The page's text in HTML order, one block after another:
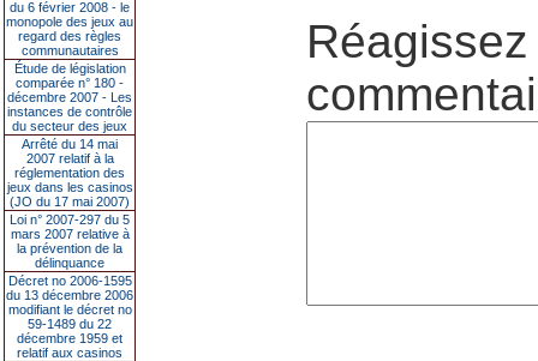
du 6 février 2008 - le
monopole des jeux au
regard des règles
communautaires
Étude de législation
comparée n° 180 -
décembre 2007 - Les
instances de contrôle
du secteur des jeux
Arrêté du 14 mai
2007 relatif à la
réglementation des
jeux dans les casinos
(JO du 17 mai 2007)
Loi n° 2007-297 du 5
mars 2007 relative à
la prévention de la
délinquance
Décret no 2006-1595
du 13 décembre 2006
modifiant le décret no
59-1489 du 22
décembre 1959 et
relatif aux casinos